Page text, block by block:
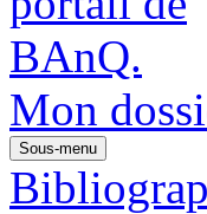
Mon
Sous-menu